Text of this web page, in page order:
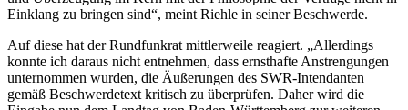
Einklang zu bringen sind“, meint Riehle in seiner Beschwerde.
Auf diese hat der Rundfunkrat mittlerweile reagiert. „Allerdings
konnte ich daraus nicht entnehmen, dass ernsthafte Anstrengungen
unternommen wurden, die Äußerungen des SWR-Intendanten
gemäß Beschwerdetext kritisch zu überprüfen. Daher wird die